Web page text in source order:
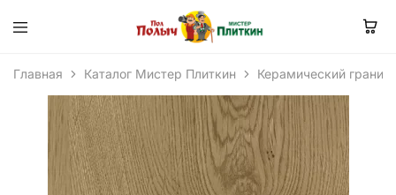
Главная Каталог Мистер Плиткин Керамический гранит